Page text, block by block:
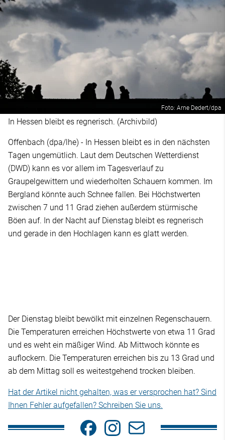
Foto: Arne Dedert/dpa
In Hessen bleibt es regnerisch. (Archivbild)
Offenbach (dpa/lhe) - In Hessen bleibt es in den nächsten
Tagen ungemütlich. Laut dem Deutschen Wetterdienst
(DWD) kann es vor allem im Tagesverlauf zu
Graupelgewittern und wiederholten Schauern kommen. Im
Bergland könnte auch Schnee fallen. Bei Höchstwerten
zwischen 7 und 11 Grad ziehen außerdem stürmische
Böen auf. In der Nacht auf Dienstag bleibt es regnerisch
und gerade in den Hochlagen kann es glatt werden.
Der Dienstag bleibt bewölkt mit einzelnen Regenschauern.
Die Temperaturen erreichen Höchstwerte von etwa 11 Grad
und es weht ein mäßiger Wind. Ab Mittwoch könnte es
auflockern. Die Temperaturen erreichen bis zu 13 Grad und
ab dem Mittag soll es weitestgehend trocken bleiben.
Hat der Artikel nicht gehalten, was er versprochen hat? Sind
Ihnen Fehler aufgefallen? Schreiben Sie uns.